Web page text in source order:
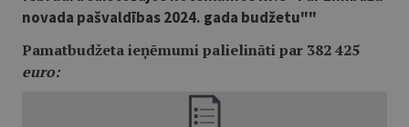
novada pašvaldības 2024. gada budžetu""
Pamatbudžeta ieņēmumi palielināti par 382 425
euro: